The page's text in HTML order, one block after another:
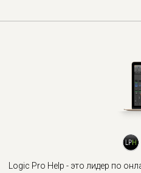
Logic Pro Help - это лидер по